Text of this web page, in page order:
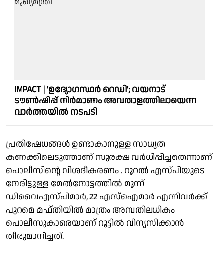
IMPACT | 'ഉദ്യോഗസ്ഥർ റെഡി'; വയനാട്
ടൗൺഷിപ്പ് നിർമാണം അവതാളത്തിലായെന്ന
വാർത്തയിൽ നടപടി
പ്രതിഷേധങ്ങൾ ഉണ്ടാകാനുള്ള സാധ്യത
കണക്കിലെടുത്താണ് സുരക്ഷ വർധിപ്പിച്ചതെന്നാണ്
പൊലീസിൻ്റെ വിശദീകരണം . റൂറൽ എസ്‌പിയുടെ
നേരിട്ടുള്ള മേൽനോട്ടത്തിൽ മൂന്ന്
ഡിവൈഎസ്‌പിമാർ, 22 എസ്ഐമാർ എന്നിവർക്ക്
പുറമെ മഫ്തിയിൽ മാത്രം അമ്പതിലധികം
പൊലീസുകാരെയാണ് റൂട്ടിൽ വിന്യസിക്കാൻ
തീരുമാനിച്ചത്.